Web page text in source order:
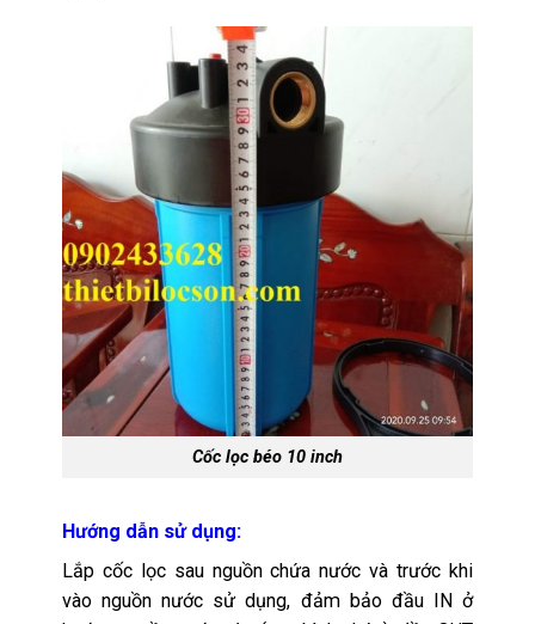
Cốc lọc béo 10 inch
Hướng dẫn sử dụng:
Lắp cốc lọc sau nguồn chứa nước và trước khi
vào nguồn nước sử dụng, đảm bảo đầu IN ở